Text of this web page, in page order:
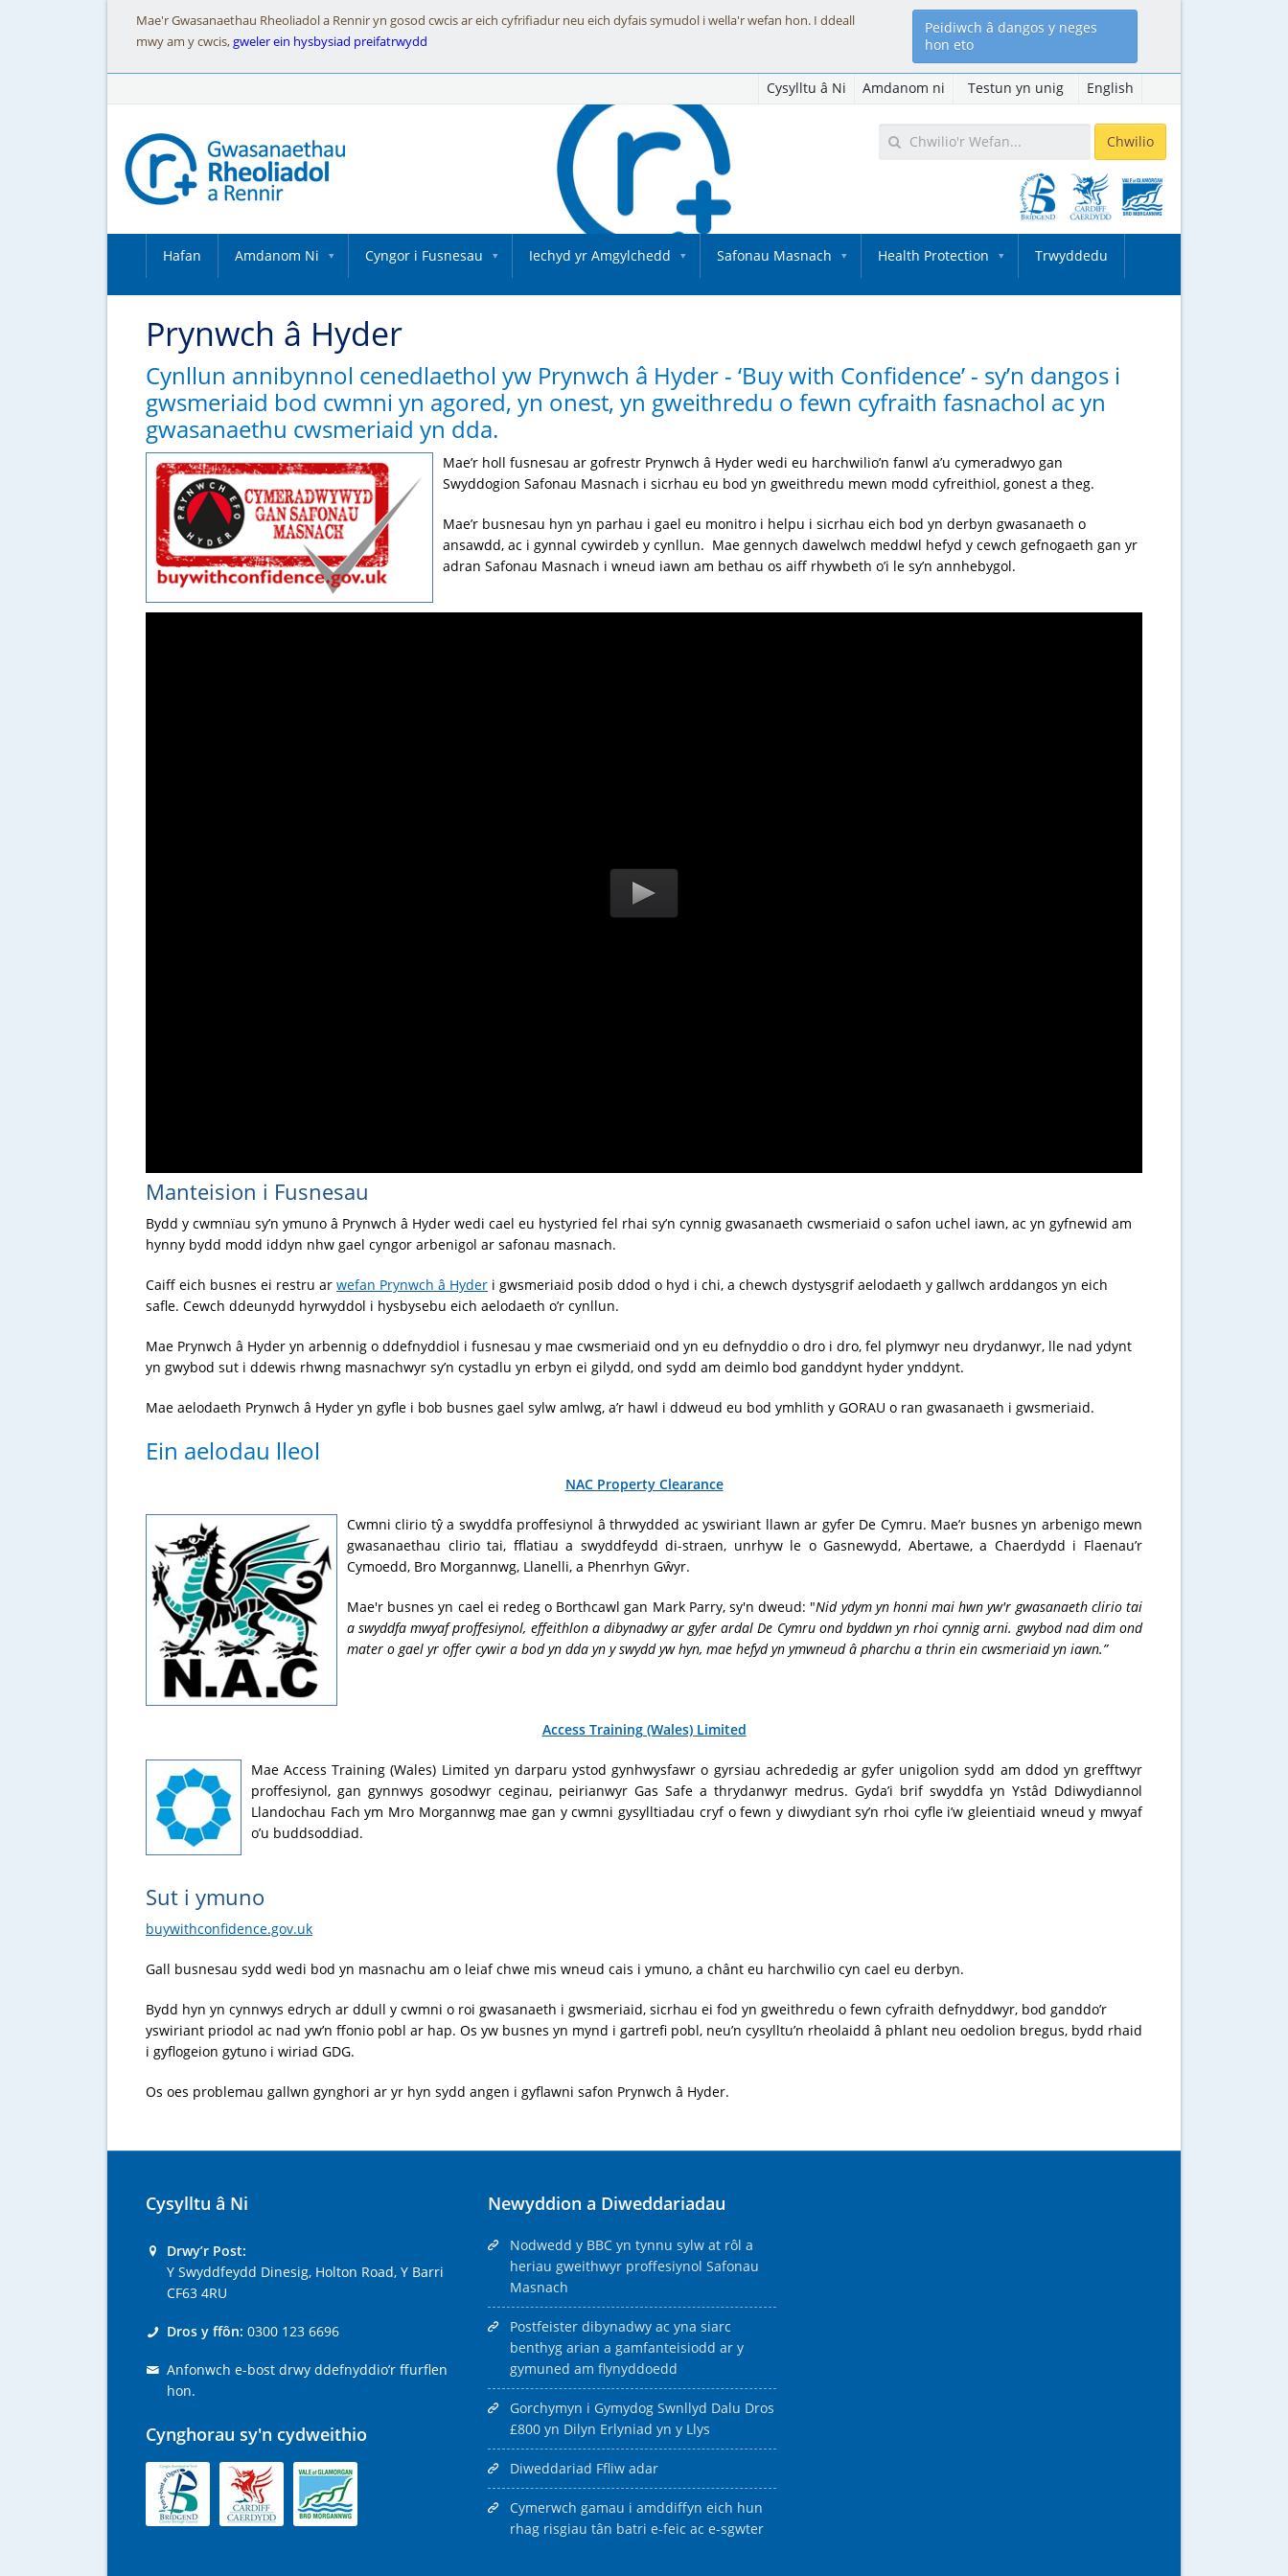
Mae'r Gwasanaethau Rheoliadol a Rennir yn gosod cwcis ar eich cyfrifiadur neu eich dyfais symudol i wella'r wefan hon. I ddeall
mwy am y cwcis,gweler ein hysbysiad preifatrwydd
Peidiwch â dangos y neges
hon eto
Cysylltu â Ni Amdanom ni Testun yn unig English
Hafan Amdanom Ni Cyngor i Fusnesau Iechyd yr Amgylchedd Safonau Masnach Health Protection Trwyddedu
Prynwch â Hyder
Cynllun annibynnol cenedlaethol yw Prynwch â Hyder - ‘Buy with Confidence’ - sy’n dangos i
gwsmeriaid bod cwmni yn agored, yn onest, yn gweithredu o fewn cyfraith fasnachol ac yn
gwasanaethu cwsmeriaid yn dda.
Mae’r holl fusnesau ar gofrestr Prynwch â Hyder wedi eu harchwilio’n fanwl a’u cymeradwyo gan
Swyddogion Safonau Masnach i sicrhau eu bod yn gweithredu mewn modd cyfreithiol, gonest a theg.
Mae’r busnesau hyn yn parhau i gael eu monitro i helpu i sicrhau eich bod yn derbyn gwasanaeth o
ansawdd, ac i gynnal cywirdeb y cynllun. Mae gennych dawelwch meddwl hefyd y cewch gefnogaeth gan yr
adran Safonau Masnach i wneud iawn am bethau os aiff rhywbeth o’i le sy’n annhebygol.
Manteision i Fusnesau
Bydd y cwmnïau sy’n ymuno â Prynwch â Hyder wedi cael eu hystyried fel rhai sy’n cynnig gwasanaeth cwsmeriaid o safon uchel iawn, ac yn gyfnewid am
hynny bydd modd iddyn nhw gael cyngor arbenigol ar safonau masnach.
Caiff eich busnes ei restru ar wefan Prynwch â Hyder i gwsmeriaid posib ddod o hyd i chi, a chewch dystysgrif aelodaeth y gallwch arddangos yn eich
safle. Cewch ddeunydd hyrwyddol i hysbysebu eich aelodaeth o’r cynllun.
Mae Prynwch â Hyder yn arbennig o ddefnyddiol i fusnesau y mae cwsmeriaid ond yn eu defnyddio o dro i dro, fel plymwyr neu drydanwyr, lle nad ydynt
yn gwybod sut i ddewis rhwng masnachwyr sy’n cystadlu yn erbyn ei gilydd, ond sydd am deimlo bod ganddynt hyder ynddynt.
Mae aelodaeth Prynwch â Hyder yn gyfle i bob busnes gael sylw amlwg, a’r hawl i ddweud eu bod ymhlith y GORAU o ran gwasanaeth i gwsmeriaid.
Ein aelodau lleol
NAC Property Clearance
Cwmni clirio tŷ a swyddfa proffesiynol â thrwydded ac yswiriant llawn ar gyfer De Cymru. Mae’r busnes yn arbenigo mewn
gwasanaethau clirio tai, fflatiau a swyddfeydd di-straen, unrhyw le o Gasnewydd, Abertawe, a Chaerdydd i Flaenau’r
Cymoedd, Bro Morgannwg, Llanelli, a Phenrhyn Gŵyr.
Mae'r busnes yn cael ei redeg o Borthcawl gan Mark Parry, sy'n dweud: "Nid ydym yn honni mai hwn yw'r gwasanaeth clirio tai
a swyddfa mwyaf proffesiynol, effeithlon a dibynadwy ar gyfer ardal De Cymru ond byddwn yn rhoi cynnig arni. gwybod nad dim ond
mater o gael yr offer cywir a bod yn dda yn y swydd yw hyn, mae hefyd yn ymwneud â pharchu a thrin ein cwsmeriaid yn iawn.”
Access Training (Wales) Limited
Mae Access Training (Wales) Limited yn darparu ystod gynhwysfawr o gyrsiau achrededig ar gyfer unigolion sydd am ddod yn grefftwyr
proffesiynol, gan gynnwys gosodwyr ceginau, peirianwyr Gas Safe a thrydanwyr medrus. Gyda’i brif swyddfa yn Ystâd Ddiwydiannol
Llandochau Fach ym Mro Morgannwg mae gan y cwmni gysylltiadau cryf o fewn y diwydiant sy’n rhoi cyfle i’w gleientiaid wneud y mwyaf
o’u buddsoddiad.
Sut i ymuno
buywithconfidence.gov.uk
Gall busnesau sydd wedi bod yn masnachu am o leiaf chwe mis wneud cais i ymuno, a chânt eu harchwilio cyn cael eu derbyn.
Bydd hyn yn cynnwys edrych ar ddull y cwmni o roi gwasanaeth i gwsmeriaid, sicrhau ei fod yn gweithredu o fewn cyfraith defnyddwyr, bod ganddo’r
yswiriant priodol ac nad yw’n ffonio pobl ar hap. Os yw busnes yn mynd i gartrefi pobl, neu’n cysylltu’n rheolaidd â phlant neu oedolion bregus, bydd rhaid
i gyflogeion gytuno i wiriad GDG.
Os oes problemau gallwn gynghori ar yr hyn sydd angen i gyflawni safon Prynwch â Hyder.
Cysylltu â Ni
Drwy’r Post:
Y Swyddfeydd Dinesig, Holton Road, Y Barri
CF63 4RU
Dros y ffôn: 0300 123 6696
Anfonwch e-bost drwy ddefnyddio’r ffurflen
hon.
Cynghorau sy'n cydweithio
Newyddion a Diweddariadau
Nodwedd y BBC yn tynnu sylw at rôl a
heriau gweithwyr proffesiynol Safonau
Masnach
Postfeister dibynadwy ac yna siarc
benthyg arian a gamfanteisiodd ar y
gymuned am flynyddoedd
Gorchymyn i Gymydog Swnllyd Dalu Dros
£800 yn Dilyn Erlyniad yn y Llys
Diweddariad Ffliw adar
Cymerwch gamau i amddiffyn eich hun
rhag risgiau tân batri e-feic ac e-sgwter